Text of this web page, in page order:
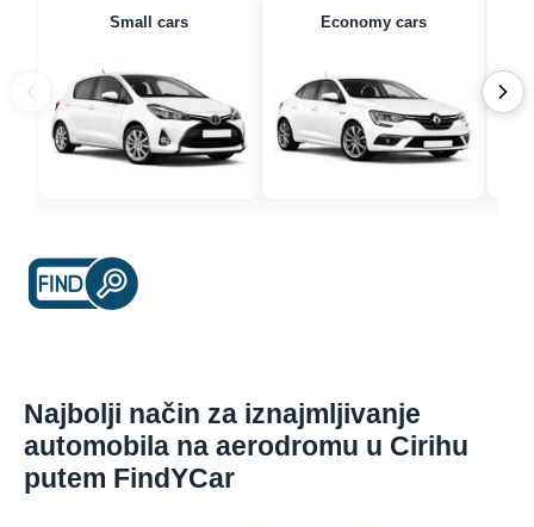
Small cars Economy cars
Najbolji način za iznajmljivanje
automobila na aerodromu u Cirihu
putem FindYCar